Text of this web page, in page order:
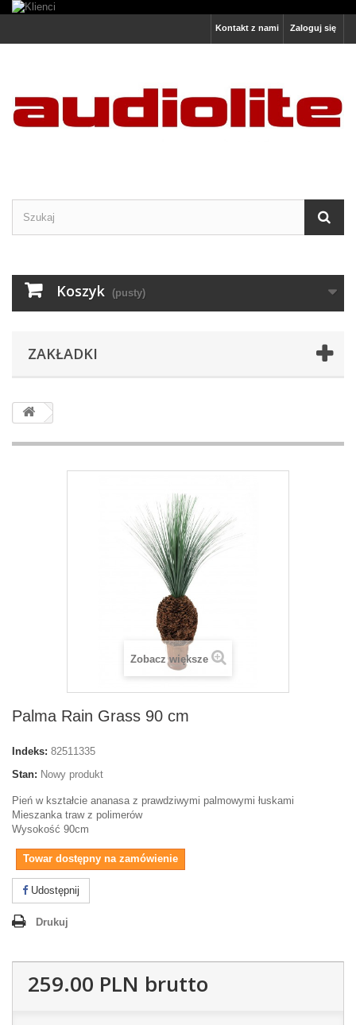
Zaloguj się
Kontakt z nami
Koszyk (pusty)
ZAKŁADKI
Zobacz większe
Palma Rain Grass 90 cm
Indeks: 82511335
Stan: Nowy produkt
Pień w kształcie ananasa z prawdziwymi palmowymi łuskami
Mieszanka traw z polimerów
Wysokość 90cm
Towar dostępny na zamówienie
Udostępnij
Drukuj
259.00 PLN brutto